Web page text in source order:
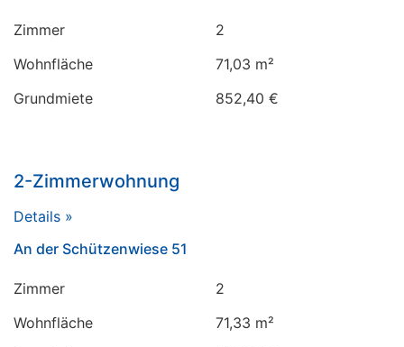
Zimmer
2
Wohnfläche
71,03 m²
Grundmiete
852,40 €
2-Zimmerwohnung
Details »
An der Schützenwiese 51
Zimmer
2
Wohnfläche
71,33 m²